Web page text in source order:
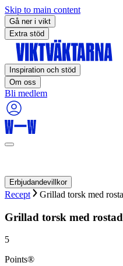
Skip to main content
Gå ner i vikt
Extra stöd
Inspiration och stöd
Om oss
Bli medlem
Erbjudandevillkor
Recept Grillad torsk med
Grillad torsk med
5
Points®